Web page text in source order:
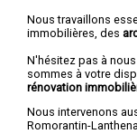
Nous travaillons
immobilières, des
N'hésitez pas à
sommes à votre
rénovation
Nous intervenons
Romorantin-